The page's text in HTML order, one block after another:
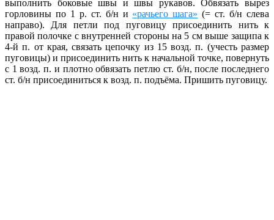
выполнить боковые швы и швы рукавов. Обвязать вырез
горловины по 1 р. ст. б/н и «рачьего шага» (= ст. б/н слева
направо). Для петли под пуговицу присоединить нить к
правой полочке с внутренней стороны на 5 см выше защипа к
4-й п. от края, связать цепочку из 15 возд. п. (учесть размер
пуговицы) и присоединить нить к начальной точке, повернуть
с 1 возд. п. и плотно обвязать петлю ст. б/н, после последнего
ст. б/н присоединиться к возд. п. подъёма. Пришить пуговицу.